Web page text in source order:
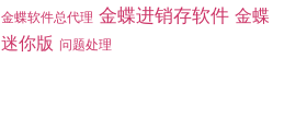
金蝶软件总代理 金蝶进销存软件 金蝶
迷你版 问题处理